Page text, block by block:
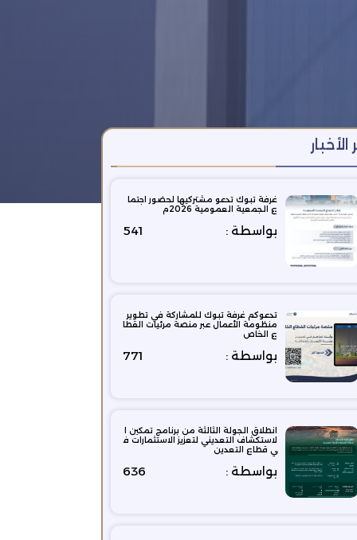
الأخبار
غرفة تبوك تدعو مشتركيها لحضور اجتما
ع الجمعية العمومية 2026م
بواسطة : 541
تدعوكم غرفة تبوك للمشاركة في تطوير
منظومة الأعمال عبر منصة مرئيات القطا
ع الخاص
بواسطة : 771
انطلاق الجولة الثالثة من برنامج تمكين ا
لاستكشاف التعديني لتعزيز الاستثمارات ف
ي قطاع التعدين
بواسطة : 636